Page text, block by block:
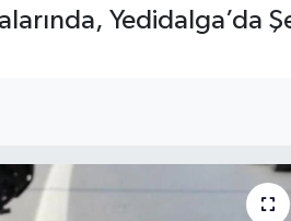
13.779 -14
Yedidalga’da